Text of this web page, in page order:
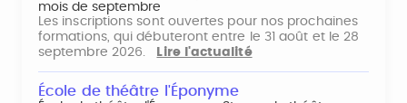
mois de septembre
Les inscriptions sont ouvertes pour nos prochaines
formations, qui débuteront entre le 31 août et le 28
septembre 2026.
Lire l'actualité
École de théâtre l'Éponyme